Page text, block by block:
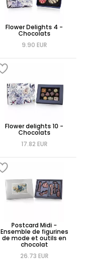
Flower Delights 4 -
Chocolats
9.90 EUR
Flower delights 10 -
Chocolats
17.82 EUR
Postcard Midi -
Ensemble de figurines
de mode et outils en
chocolat
26.73 EUR